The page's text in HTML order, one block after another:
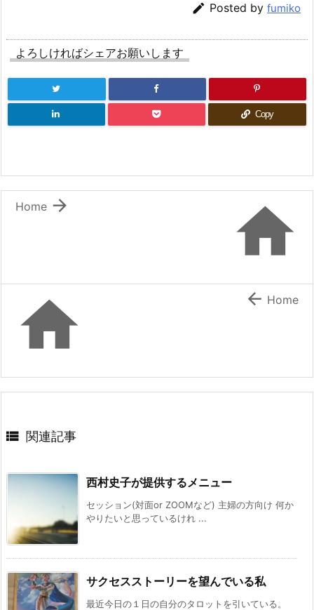
 Posted by fumiko
よろしければシェアお願いします
Copy


Home
  Home
 関連記事
西村史子が提供するメニュー
セッション(対面or ZOOMなど) 主婦の方向け 何か
やりたいと思っているけれ ...
サクセスストーリーを望んでいる私
最近今日の１日の自分のタロットを引いている。